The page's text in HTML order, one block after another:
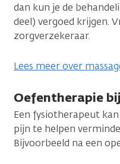
dan kun je de
deel) vergoed krijgen.
zorgverzekeraar.
Lees meer over
Oefentherapie
Een fysiotherapeut
pijn te helpen
Bijvoorbeeld na een